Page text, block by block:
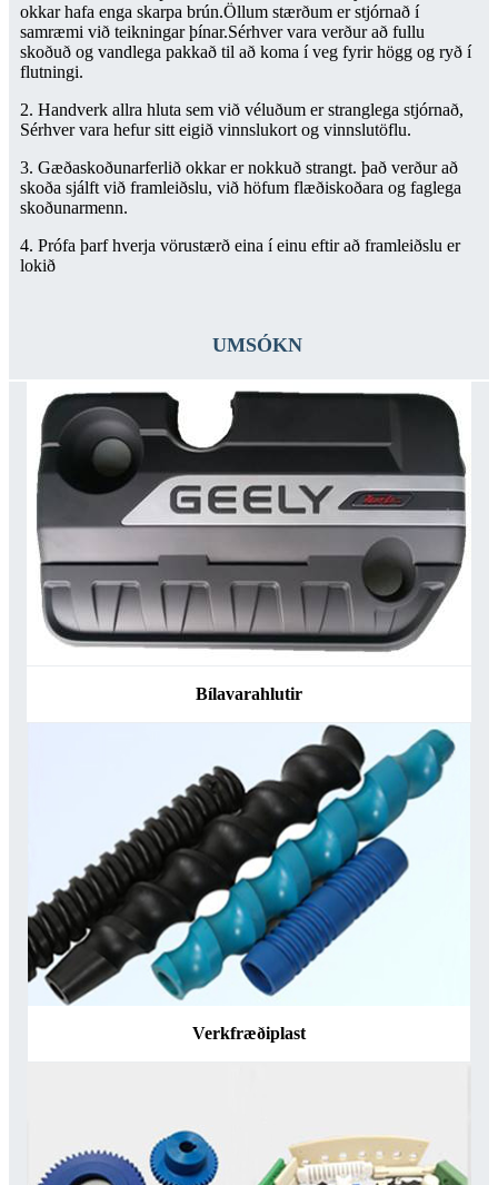
okkar hafa enga skarpa brún.Öllum stærðum er stjórnað í
samræmi við teikningar þínar.Sérhver vara verður að fullu
skoðuð og vandlega pakkað til að koma í veg fyrir högg og ryð í
flutningi.
2. Handverk allra hluta sem við véluðum er stranglega stjórnað,
Sérhver vara hefur sitt eigið vinnslukort og vinnslutöflu.
3. Gæðaskoðunarferlið okkar er nokkuð strangt. það verður að
skoða sjálft við framleiðslu, við höfum flæðiskoðara og faglega
skoðunarmenn.
4. Prófa þarf hverja vörustærð eina í einu eftir að framleiðslu er
lokið
UMSÓKN
Bílavarahlutir
Verkfræðiplast